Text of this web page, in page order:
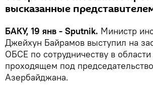
высказанные
БАКУ, 19 янв - Sputnik. Министр
Джейхун Байрамов выступил на
ОБСЕ по сотрудничеству в
проходящем под
Азербайджана.